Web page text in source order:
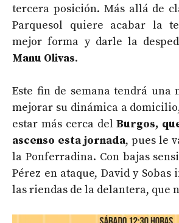
tercera posición. Más allá de
Parquesol quiere acabar la
mejor forma y darle la
Manu Olivas.
Este fin de semana tendrá una
mejorar su dinámica a
estar más cerca delBurgos,
ascenso esta jornada, pues le
la Ponferradina. Con bajas
Pérez en ataque, David y
las riendas de la delantera, que